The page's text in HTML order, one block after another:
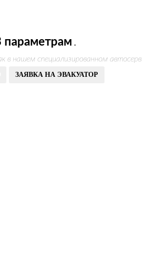
.
нашем специализированном
ЗАЯВКА НА ЭВАКУАТОР